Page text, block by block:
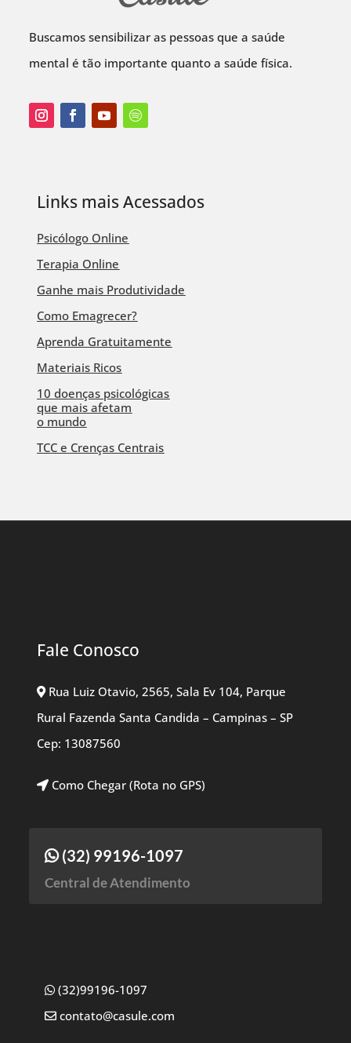
Buscamos sensibilizar as pessoas que a saúde
mental é tão importante quanto a saúde física.
Links mais Acessados
Psicólogo Online
Terapia Online
Ganhe mais Produtividade
Como Emagrecer?
Aprenda Gratuitamente
Materiais Ricos
10 doenças psicológicas
que mais afetam
o mundo
TCC e Crenças Centrais
Fale Conosco
Rua Luiz Otavio, 2565, Sala Ev 104, Parque
Rural Fazenda Santa Candida – Campinas – SP
Cep: 13087560
Como Chegar (Rota no GPS)
(32) 99196-1097
Central de Atendimento
(32)99196-1097
contato@casule.com